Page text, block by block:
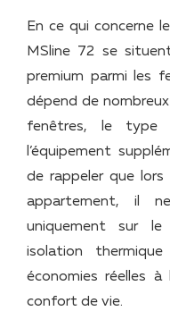
En ce qui concerne
MSline 72 se
premium parmi les
dépend de
fenêtres, le type
l’équipement
de rappeler que
appartement, il
uniquement sur le
isolation
économies réelles à
confort de vie.